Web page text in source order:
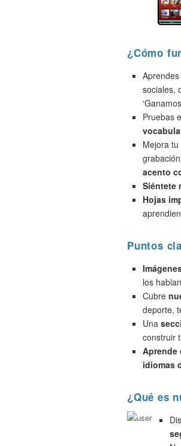
¿Cómo
Aprendes
sociales,
Pruebas
Mejora
acento
Siéntete
Hojas
Puntos
los
Cubre
deporte,
Una
construir
Aprende
idiomas
¿Qué es